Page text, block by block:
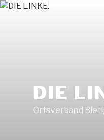
Zum
DIE
Ortsverband